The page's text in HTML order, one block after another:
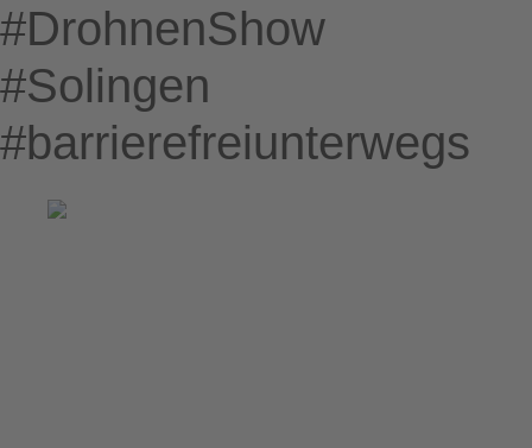
#DrohnenShow
#Solingen
#barrierefreiunterwegs